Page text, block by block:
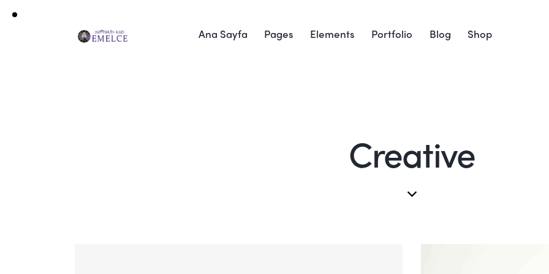
Ana Sayfa Pages Elements Portfolio Blog Shop
Creative